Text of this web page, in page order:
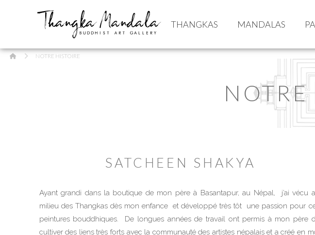
THANGKAS MANDALAS
HOME NOTRE HISTOIRE
SATCHEEN SHAKYA
Ayant grandi dans la boutique de mon père à Basantapur, au Népal, j’ai vécu
milieu des Thangkas dès mon enfance et développé très tôt une passion pour
peintures bouddhiques. De longues années de travail ont permis à mon père
cultiver des liens très forts avec la communauté des artistes népalais et a créé en